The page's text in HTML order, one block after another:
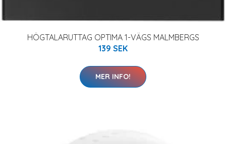
HÖGTALARUTTAG OPTIMA 1-VÄGS MALMBERGS
139 SEK
MER INFO!